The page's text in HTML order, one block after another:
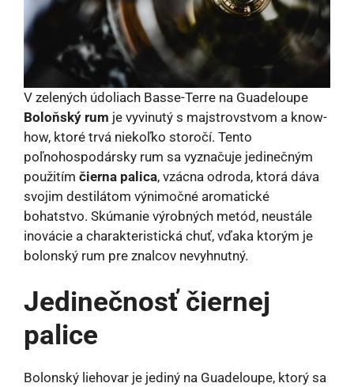
V zelených údoliach Basse-Terre na Guadeloupe
Boloňský rum je vyvinutý s majstrovstvom a know-
how, ktoré trvá niekoľko storočí. Tento
poľnohospodársky rum sa vyznačuje jedinečným
použitím čierna palica, vzácna odroda, ktorá dáva
svojim destilátom výnimočné aromatické
bohatstvo. Skúmanie výrobných metód, neustále
inovácie a charakteristická chuť, vďaka ktorým je
bolonský rum pre znalcov nevyhnutný.
Jedinečnosť čiernej
palice
Bolonský liehovar je jediný na Guadeloupe, ktorý sa